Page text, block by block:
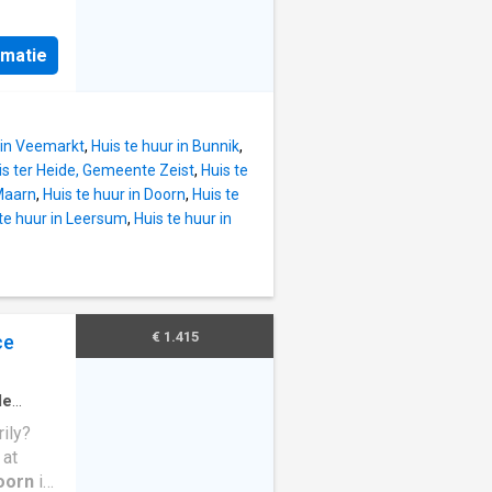
van de
-
de
op
Veemarkt, Huis te huur in Bunnik,
ter Heide, Gemeente Zeist, Huis te
, Huis te huur in Doorn, Huis te
huur in Leersum, Huis te huur in
is
€ 1.415